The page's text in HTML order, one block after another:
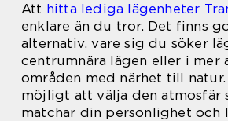
Att hitta lediga lägenheter
enklare än du tror. Det finns
alternativ, vare sig du söker
centrumnära lägen eller i mer
områden med närhet till
möjligt att välja den atmosfär
matchar din personlighet och